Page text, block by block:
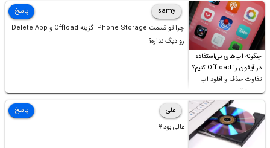
چگونه اپ‌های بی‌استفاده
در آیفون را Offload کنیم؟
تفاوت حذف و آفلود اپ
چیست؟
samy
چرا تو قسمت iPhone Storage گزینه Offload و Delete App
رو دیگ نداره؟
پاسخ
علی
عالی بود⚘
پاسخ